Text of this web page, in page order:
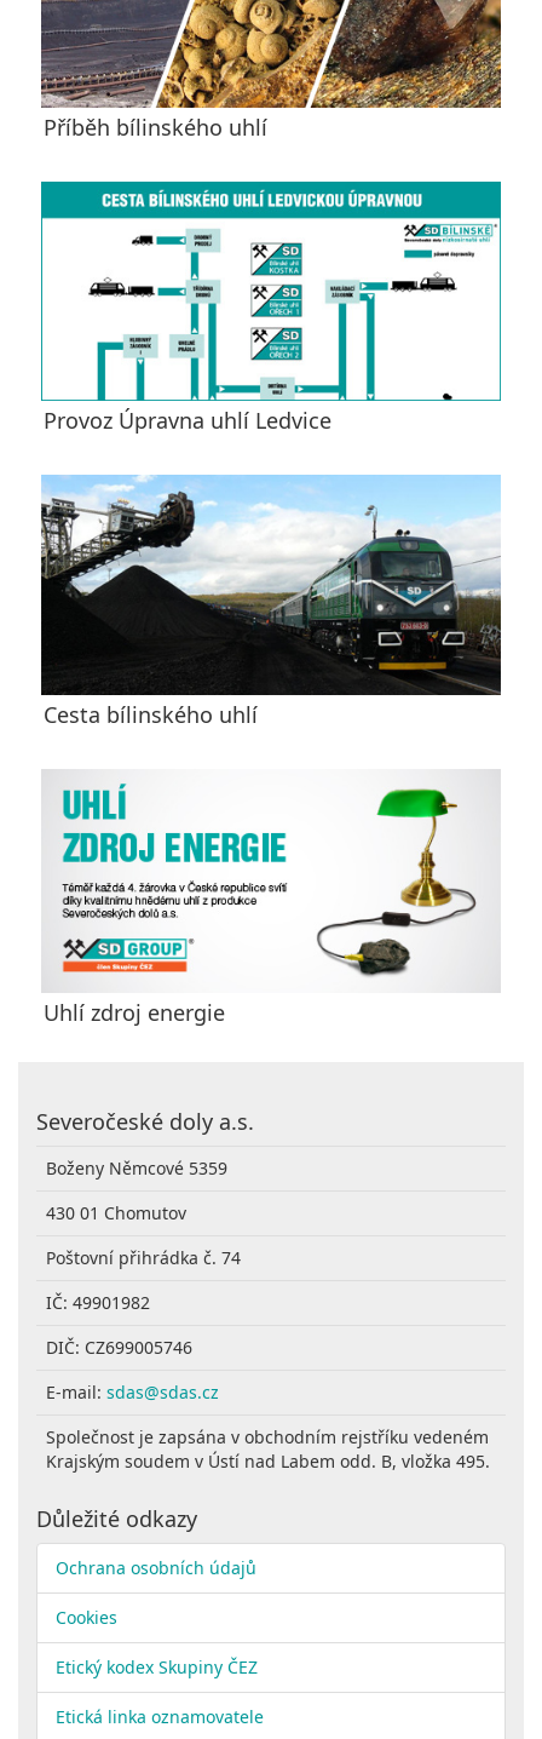
Příběh bílinského uhlí
Provoz Úpravna uhlí Ledvice
Cesta bílinského uhlí
Uhlí zdroj energie
Severočeské doly a.s.
Boženy Němcové 5359
430 01 Chomutov
Poštovní přihrádka č. 74
IČ: 49901982
DIČ: CZ699005746
E-mail: sdas@sdas.cz
Společnost je zapsána v obchodním rejstříku vedeném
Krajským soudem v Ústí nad Labem odd. B, vložka 495.
Důležité odkazy
Ochrana osobních údajů
Cookies
Etický kodex Skupiny ČEZ
Etická linka oznamovatele